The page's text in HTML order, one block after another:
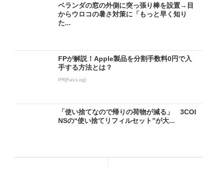
ベランダの窓の外側に突っ張り棒を設置→目
からウロコの暑さ対策に「もっと早く知り
た...
FPが解説！Apple製品を分割手数料0円で入
手する方法とは？
PR(Fav-Log)
「使い捨てなので帰りの荷物が減る」 3COI
NSの“使い捨てリフィルセット”が大...